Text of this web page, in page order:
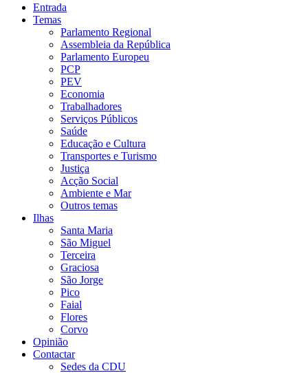
Entrada
Temas
Parlamento Regional
Assembleia da República
Parlamento Europeu
PCP
PEV
Economia
Trabalhadores
Serviços Públicos
Saúde
Educação e Cultura
Transportes e Turismo
Justiça
Acção Social
Ambiente e Mar
Outros temas
Ilhas
Santa Maria
São Miguel
Terceira
Graciosa
São Jorge
Pico
Faial
Flores
Corvo
Opinião
Contactar
Sedes da CDU